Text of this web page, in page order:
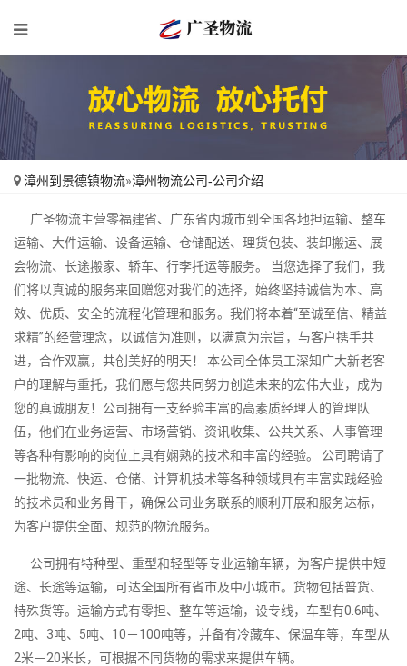
漳州到景德镇物流»漳州物流公司-公司介绍
广圣物流主营零福建省、广东省内城市到全国各地担运输、整车
运输、大件运输、设备运输、仓储配送、理货包装、装卸搬运、展
会物流、长途搬家、轿车、行李托运等服务。 当您选择了我们，我
们将以真诚的服务来回赠您对我们的选择，始终坚持诚信为本、高
效、优质、安全的流程化管理和服务。我们将本着“至诚至信、精益
求精”的经营理念，以诚信为准则，以满意为宗旨，与客户携手共
进，合作双赢，共创美好的明天！ 本公司全体员工深知广大新老客
户的理解与重托，我们愿与您共同努力创造未来的宏伟大业，成为
您的真诚朋友！公司拥有一支经验丰富的高素质经理人的管理队
伍，他们在业务运营、市场营销、资讯收集、公共关系、人事管理
等各种有影响的岗位上具有娴熟的技术和丰富的经验。 公司聘请了
一批物流、快运、仓储、计算机技术等各种领域具有丰富实践经验
的技术员和业务骨干，确保公司业务联系的顺利开展和服务达标，
为客户提供全面、规范的物流服务。
公司拥有特种型、重型和轻型等专业运输车辆，为客户提供中短
途、长途等运输，可达全国所有省市及中小城市。货物包括普货、
特殊货等。运输方式有零担、整车等运输，设专线，车型有0.6吨、
2吨、3吨、5吨、10－100吨等，并备有冷藏车、保温车等，车型从
2米－20米长，可根据不同货物的需求来提供车辆。